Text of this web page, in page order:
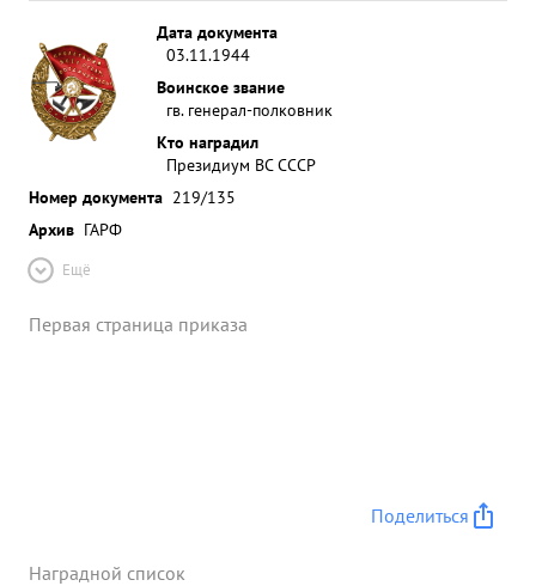
калибров - 393, бронетранспортеров - 17,
минометов - 117 пулеметов- 351 знамен - 12,
захвачено в плен и уничтожено 16914 солдат и
офицеров противника ...»
Дата документа
03.11.1944
Воинское звание
гв. генерал-полковник
Кто наградил
Президиум ВС СССР
Номер документа 219/135
Архив ГАРФ
Ещё
Первая страница приказа
Поделиться
Наградной список